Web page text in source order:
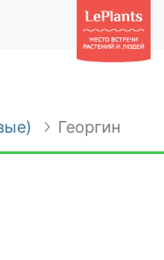
Георгин